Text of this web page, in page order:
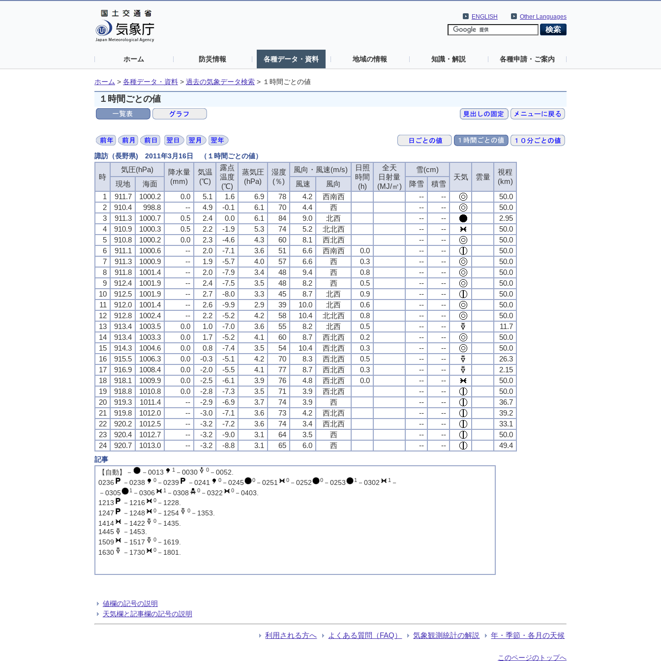
Other Languages
ENGLISH
ホーム 防災情報 各種データ・資料 地域の情報 知識・解説 各種申請・ご案内
ホーム > 各種データ・資料 > 過去の気象データ検索 > １時間ごとの値
１時間ごとの値
諏訪（長野県) 2011年3月16日 （１時間ごとの値）
時
気圧(hPa)
降水量
(mm)
気温
(℃)
露点
温度
(℃)
蒸気圧
(hPa)
湿度
(％)
風向・風速(m/s)
日照
時間
(h)
全天
日射量
(MJ/㎡)
雪(cm)
天気
雲量
視程
(km)
現地 海面 風速 風向 降雪
積雪
1
911.7 1000.2 0.0 5.1 1.6 6.9 78 4.2 西南西 -- --
50.0
2
910.4 998.8 -- 4.9 -0.1 6.1 70 4.4 西 -- --
50.0
3
911.3 1000.7 0.5 2.4 0.0 6.1 84 9.0 北西 -- --
2.95
4
910.9 1000.3 0.5 2.2 -1.9 5.3 74 5.2 北北西 -- --
50.0
5
910.8 1000.2 0.0 2.3 -4.6 4.3 60 8.1 西北西 -- --
50.0
6
911.1 1000.6 -- 2.0 -7.1 3.6 51 6.6 西南西 0.0 -- --
50.0
7
911.3 1000.9 -- 1.9 -5.7 4.0 57 6.6 西 0.3 -- --
50.0
8
911.8 1001.4 -- 2.0 -7.9 3.4 48 9.4 西 0.8 -- --
50.0
9
912.4 1001.9 -- 2.4 -7.5 3.5 48 8.2 西 0.5 -- --
50.0
10
912.5 1001.9 -- 2.7 -8.0 3.3 45 8.7 北西 0.9 -- --
50.0
11
912.0 1001.4 -- 2.6 -9.9 2.9 39 10.0 北西 0.6 -- --
50.0
12
912.8 1002.4 -- 2.2 -5.2 4.2 58 10.4 北北西 0.8 -- --
50.0
13
913.4 1003.5 0.0 1.0 -7.0 3.6 55 8.2 北西 0.5 -- --
11.7
14
913.4 1003.3 0.0 1.7 -5.2 4.1 60 8.7 西北西 0.2 -- --
50.0
15
914.3 1004.6 0.0 0.8 -7.4 3.5 54 10.4 西北西 0.3 -- --
50.0
16
915.5 1006.3 0.0 -0.3 -5.1 4.2 70 8.3 西北西 0.5 -- --
26.3
17
916.9 1008.4 0.0 -2.0 -5.5 4.1 77 8.7 西北西 0.3 -- --
2.15
18
918.1 1009.9 0.0 -2.5 -6.1 3.9 76 4.8 西北西 0.0 -- --
50.0
19
918.8 1010.8 0.0 -2.8 -7.3 3.5 71 3.9 西北西 -- --
50.0
20
919.3 1011.4 -- -2.9 -6.9 3.7 74 3.9 西 -- --
36.7
21
919.8 1012.0 -- -3.0 -7.1 3.6 73 4.2 西北西 -- --
39.2
22
920.2 1012.5 -- -3.2 -7.2 3.6 74 3.4 西北西 -- --
33.1
23
920.4 1012.7 -- -3.2 -9.0 3.1 64 3.5 西 -- --
50.0
24
920.7 1013.0 -- -3.2 -8.8 3.1 65 6.0 西 -- -- 49.4
記事
【自動】－
－0013 1－0030 0－0052.
0236
－0238 0－0239 －0241 0－0245 0－0251 0－0252 0－0253 1－0302 1－
－0305
1－0306 1－0308 0－0322 0－0403.
1213
－1216 0－1228.
1247
－1248 0－1254 0－1353.
1414
－1422 0－1435.
1445
－1453.
1509
－1517 0－1619.
1630
－1730 0－1801.
値欄の記号の説明
天気欄と記事欄の記号の説明
利用される方へ よくある質問（FAQ） 気象観測統計の解説 年・季節・各月の天候
このページのトップへ